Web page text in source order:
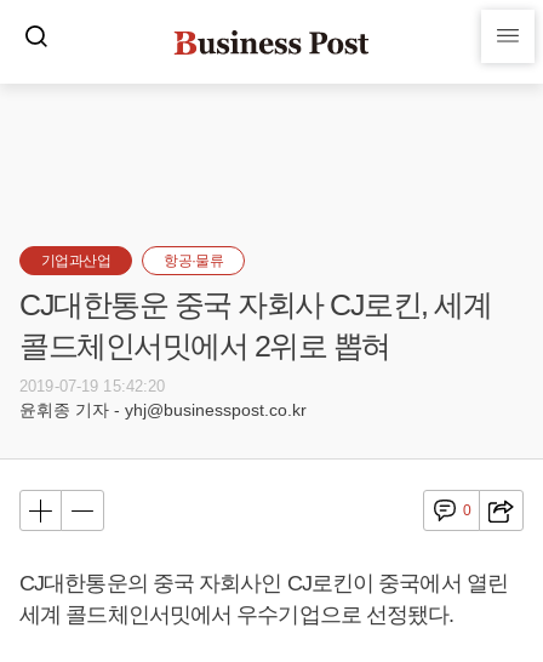
기업과산업 항공·물류
CJ대한통운 중국 자회사 CJ로킨, 세계
콜드체인서밋에서 2위로 뽑혀
2019-07-19 15:42:20
윤휘종 기자 - yhj@businesspost.co.kr
0
CJ대한통운의 중국 자회사인 CJ로킨이 중국에서 열린
세계 콜드체인서밋에서 우수기업으로 선정됐다.